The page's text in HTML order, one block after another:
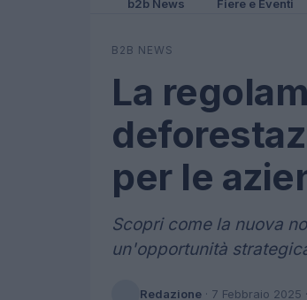
b2b News Fiere e Eventi
B2B NEWS
La
per le
Scopri come la nuova
un'opportunità
Redazione · 7 Febbraio 2025